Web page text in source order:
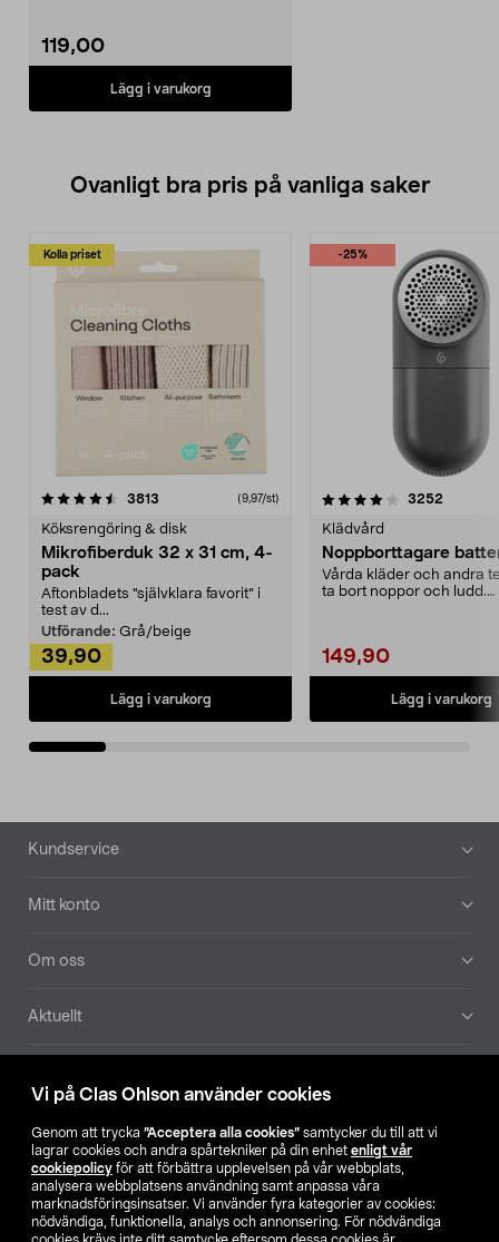
Vi på Clas Ohlson använder cookies
Genom att trycka ”Acceptera alla cookies” samtycker du till att vi
lagrar cookies och andra spårtekniker på din enhet enligt vår
cookiepolicy för att förbättra upplevelsen på vår webbplats,
analysera webbplatsens användning samt anpassa våra
marknadsföringsinsatser. Vi använder fyra kategorier av cookies:
nödvändiga, funktionella, analys och annonsering. För nödvändiga
119,00
Lägg i varukorg
Ovanligt bra pris på vanliga saker
Kolla priset
3813 (9,97/st)
Köksrengöring & disk
Mikrofiberduk 32 x 31 cm, 4-
pack
Aftonbladets "självklara favorit” i
test av d...
Utförande: Grå/beige
39,90
Lägg i varukorg
-25%
4.0av 5 stjärnor 3252
Klädvård
Noppborttagare
Vårda kläder och andra
ta bort noppor och ludd.
149,90
Lägg i varukorg
4.5av 5 stjärnor
Sidfot
Kundservice
Mitt konto
Om oss
Aktuellt
Hitta butik
SE NO FI